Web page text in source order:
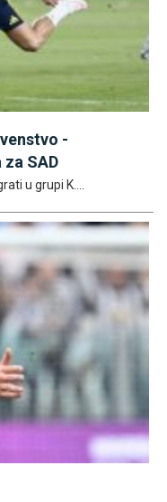
-
SAD
u grupi K....